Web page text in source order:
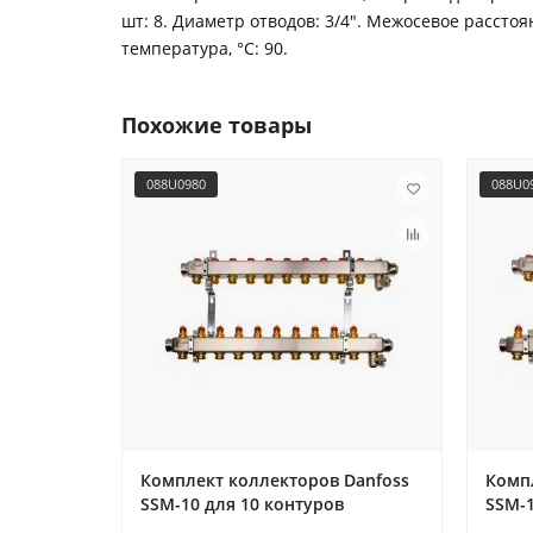
шт: 8. Диаметр отводов: 3/4". Межосевое
температура, °С: 90.
Похожие товары
088U0980
Комплект коллекторов Danfoss
SSM-10 для 10 контуров